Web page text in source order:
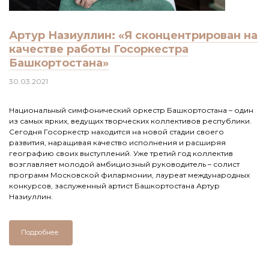
Артур Назиуллин: «Я сконцентрирован на
качестве работы Госоркестра
Башкортостана»
30.03.2021
Национальный симфонический оркестр Башкортостана – один
из самых ярких, ведущих творческих коллективов республики.
Сегодня Госоркестр находится на новой стадии своего
развития, наращивая качество исполнения и расширяя
географию своих выступлений. Уже третий год коллектив
возглавляет молодой амбициозный руководитель – солист
программ Московской филармонии, лауреат международных
конкурсов, заслуженный артист Башкортостана Артур
Назиуллин.
Подробнее